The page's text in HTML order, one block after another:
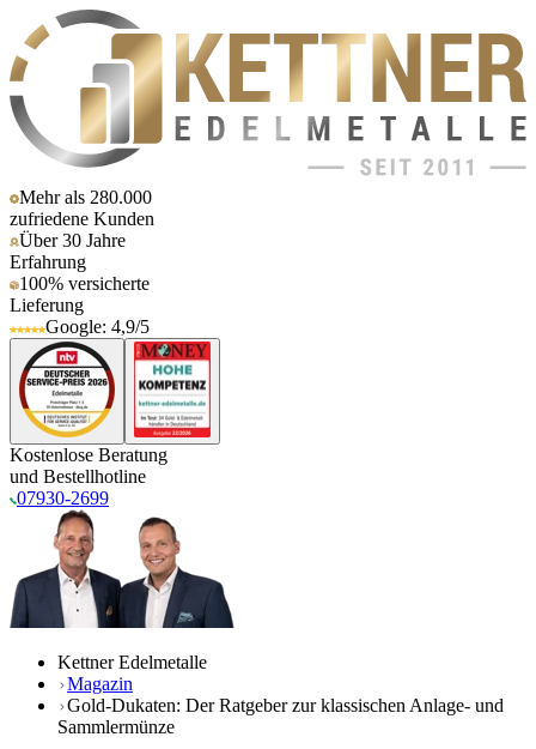
Mehr als 280.000
zufriedene Kunden
Über 30 Jahre
Erfahrung
100% versicherte
Lieferung
Google: 4,9/5
Kostenlose Beratung
und Bestellhotline
07930-2699
Kettner Edelmetalle
Magazin
Gold-Dukaten: Der Ratgeber zur klassischen Anlage- und
Sammlermünze